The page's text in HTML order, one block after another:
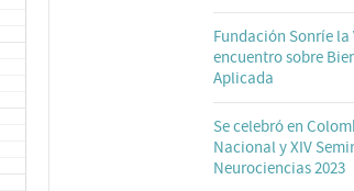
Fundación Sonríe
encuentro sobre
Aplicada
Se celebró en
Nacional y XIV
Neurociencias 2023